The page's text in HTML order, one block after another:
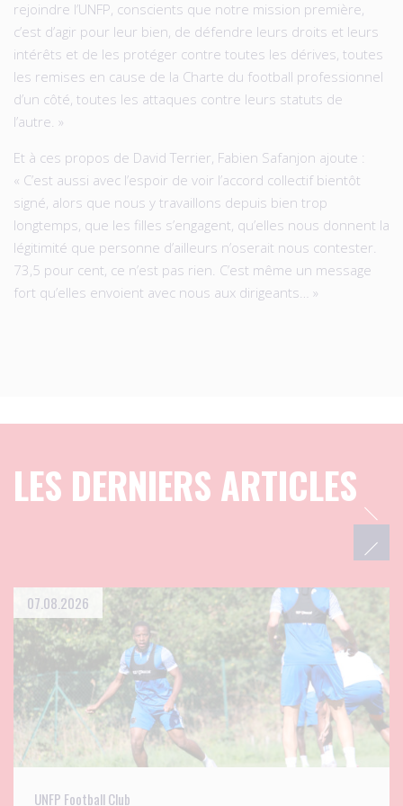
rejoindre l’UNFP, conscients que notre mission première,
c’est d’agir pour leur bien, de défendre leurs droits et leurs
intérêts et de les protéger contre toutes les dérives, toutes
les remises en cause de la Charte du football professionnel
d’un côté, toutes les attaques contre leurs statuts de
l’autre. »
Et à ces propos de David Terrier, Fabien Safanjon ajoute :
« C’est aussi avec l’espoir de voir l’accord collectif bientôt
signé, alors que nous y travaillons depuis bien trop
longtemps, que les filles s’engagent, qu’elles nous donnent la
légitimité que personne d’ailleurs n’oserait nous contester.
73,5 pour cent, ce n’est pas rien. C’est même un message
fort qu’elles envoient avec nous aux dirigeants… »
LES DERNIERS ARTICLES
07.08.2026
UNFP Football Club